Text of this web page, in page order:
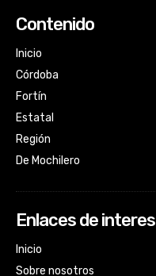
Contenido
Inicio
Córdoba
Fortín
Estatal
Región
De Mochilero
Enlaces de interes
Inicio
Sobre nosotros